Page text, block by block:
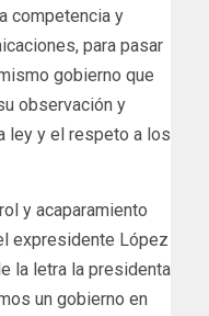
competencia y
para pasar
gobierno que
observación y
ley y el respeto a los
y acaparamiento
expresidente López
la letra la presidenta
un gobierno en